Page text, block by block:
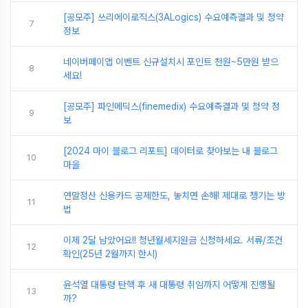
7
[공모주] 쓰리에이로직스(3ALogics) 수요예측결과 및 청약
정보
8
네이버페이앱 이벤트 신규설치시 포인트 천원~5만원 받으
세요!
9
[공모주] 파인메딕스(finemedix) 수요예측결과 및 청약 정
보
10
[2024 마이 블로그 리포트] 데이터로 찾아보는 내 블로그
마을
11
연말정산 신용카드 공제한도, 놓치면 손해! 제대로 챙기는 방
법
12
이제 2달 남았어요!! 청년월세지원금 신청하세요. 서류/조건
확인(25년 2월까지 한시)
13
윤석열 대통령 탄핵 후 새 대통령 취임까지 어떻게 진행될
까?